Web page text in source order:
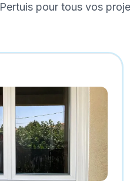
Pertuispour tous vos